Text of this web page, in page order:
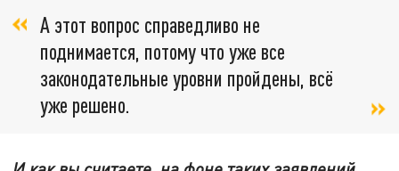
А этот вопрос справедливо не
поднимается, потому что уже все
законодательные уровни пройдены, всё
уже решено.